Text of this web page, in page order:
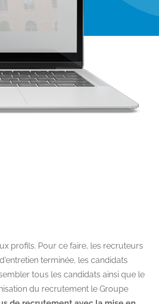
profils. Pour ce faire, les recruteurs
terminée, les candidats
tous les candidats ainsi que le
du recrutement le Groupe